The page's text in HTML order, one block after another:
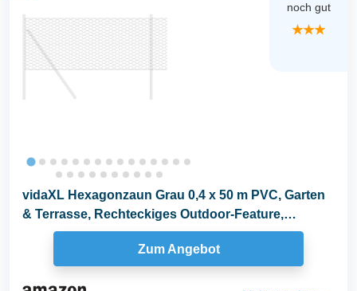
noch gut
★★★
vidaXL Hexagonzaun Grau 0,4 x 50 m PVC, Garten
& Terrasse, Rechteckiges Outdoor-Feature,
Moderner...
Zum Angebot